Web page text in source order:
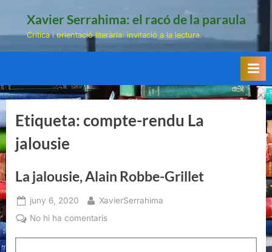
Xavier Serrahima: el racó de la paraula
Crítica i orientació literària: invitació a la lectura.
Etiqueta:compte-rendu La
jalousie
La jalousie, Alain Robbe-Grillet
Posted
on
juny 6, 2020 By
XavierSerrahima
No hi ha comentarisa